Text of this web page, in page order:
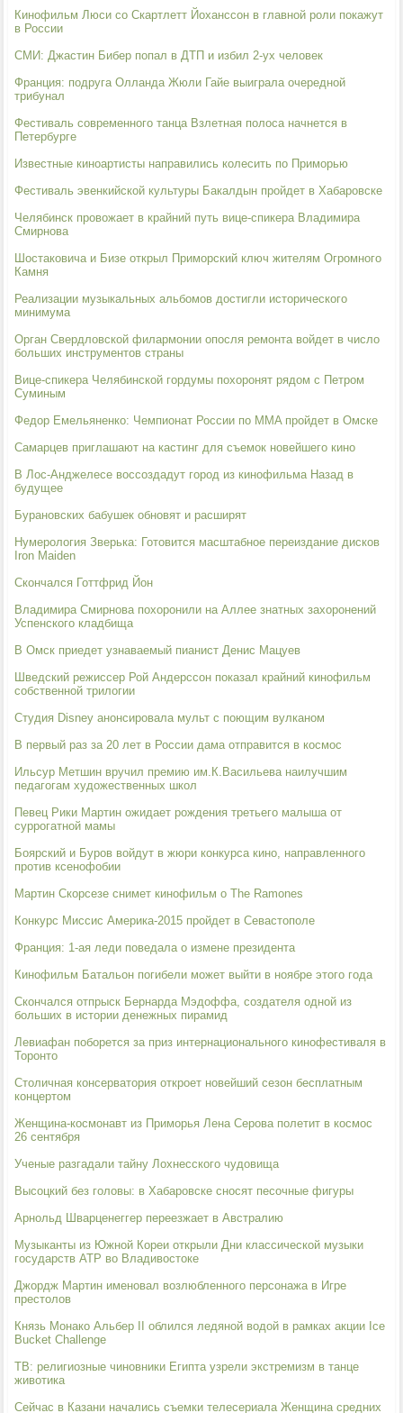
Кинофильм Люси со Скартлетт Йоханссон в главной роли покажут
в России
СМИ: Джастин Бибер попал в ДТП и избил 2-ух человек
Франция: подруга Олланда Жюли Гайе выиграла очередной
трибунал
Фестиваль современного танца Взлетная полоса начнется в
Петербурге
Известные киноартисты направились колесить по Приморью
Фестиваль эвенкийской культуры Бакалдын пройдет в Хабаровске
Челябинск провожает в крайний путь вице-спикера Владимира
Смирнова
Шостаковича и Бизе открыл Приморский ключ жителям Огромного
Камня
Реализации музыкальных альбомов достигли исторического
минимума
Орган Свердловской филармонии опосля ремонта войдет в число
больших инструментов страны
Вице-спикера Челябинской гордумы похоронят рядом с Петром
Суминым
Федор Емельяненко: Чемпионат России по MMA пройдет в Омске
Самарцев приглашают на кастинг для съемок новейшего кино
В Лос-Анджелесе воссоздадут город из кинофильма Назад в
будущее
Бурановских бабушек обновят и расширят
Нумерология Зверька: Готовится масштабное переиздание дисков
Iron Maiden
Скончался Готтфрид Йон
Владимира Смирнова похоронили на Аллее знатных захоронений
Успенского кладбища
В Омск приедет узнаваемый пианист Денис Мацуев
Шведский режиссер Рой Андерссон показал крайний кинофильм
собственной трилогии
Студия Disney анонсировала мульт с поющим вулканом
В первый раз за 20 лет в России дама отправится в космос
Ильсур Метшин вручил премию им.К.Васильева наилучшим
педагогам художественных школ
Певец Рики Мартин ожидает рождения третьего малыша от
суррогатной мамы
Боярский и Буров войдут в жюри конкурса кино, направленного
против ксенофобии
Мартин Скорсезе снимет кинофильм о The Ramones
Конкурс Миссис Америка-2015 пройдет в Севастополе
Франция: 1-ая леди поведала о измене президента
Кинофильм Батальон погибели может выйти в ноябре этого года
Скончался отпрыск Бернарда Мэдоффа, создателя одной из
больших в истории денежных пирамид
Левиафан поборется за приз интернационального кинофестиваля в
Торонто
Столичная консерватория откроет новейший сезон бесплатным
концертом
Женщина-космонавт из Приморья Лена Серова полетит в космос
26 сентября
Ученые разгадали тайну Лохнесского чудовища
Высоцкий без головы: в Хабаровске сносят песочные фигуры
Арнольд Шварценеггер переезжает в Австралию
Музыканты из Южной Кореи открыли Дни классической музыки
государств АТР во Владивостоке
Джордж Мартин именовал возлюбленного персонажа в Игре
престолов
Князь Монако Альбер II облился ледяной водой в рамках акции Ice
Bucket Challenge
ТВ: религиозные чиновники Египта узрели экстремизм в танце
животика
Сейчас в Казани начались съемки телесериала Женщина средних